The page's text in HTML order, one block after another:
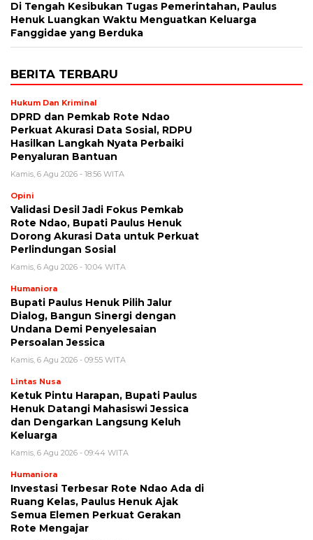
Di Tengah Kesibukan Tugas Pemerintahan, Paulus
Henuk Luangkan Waktu Menguatkan Keluarga
Fanggidae yang Berduka
BERITA TERBARU
Hukum Dan Kriminal
DPRD dan Pemkab Rote Ndao
Perkuat Akurasi Data Sosial, RDPU
Hasilkan Langkah Nyata Perbaiki
Penyaluran Bantuan
Kamis, 6 Agu 2026 - 18:56 WITA
Opini
Validasi Desil Jadi Fokus Pemkab
Rote Ndao, Bupati Paulus Henuk
Dorong Akurasi Data untuk Perkuat
Perlindungan Sosial
Kamis, 6 Agu 2026 - 10:04 WITA
Humaniora
Bupati Paulus Henuk Pilih Jalur
Dialog, Bangun Sinergi dengan
Undana Demi Penyelesaian
Persoalan Jessica
Kamis, 6 Agu 2026 - 09:55 WITA
Lintas Nusa
Ketuk Pintu Harapan, Bupati Paulus
Henuk Datangi Mahasiswi Jessica
dan Dengarkan Langsung Keluh
Keluarga
Kamis, 6 Agu 2026 - 09:44 WITA
Humaniora
Investasi Terbesar Rote Ndao Ada di
Ruang Kelas, Paulus Henuk Ajak
Semua Elemen Perkuat Gerakan
Rote Mengajar